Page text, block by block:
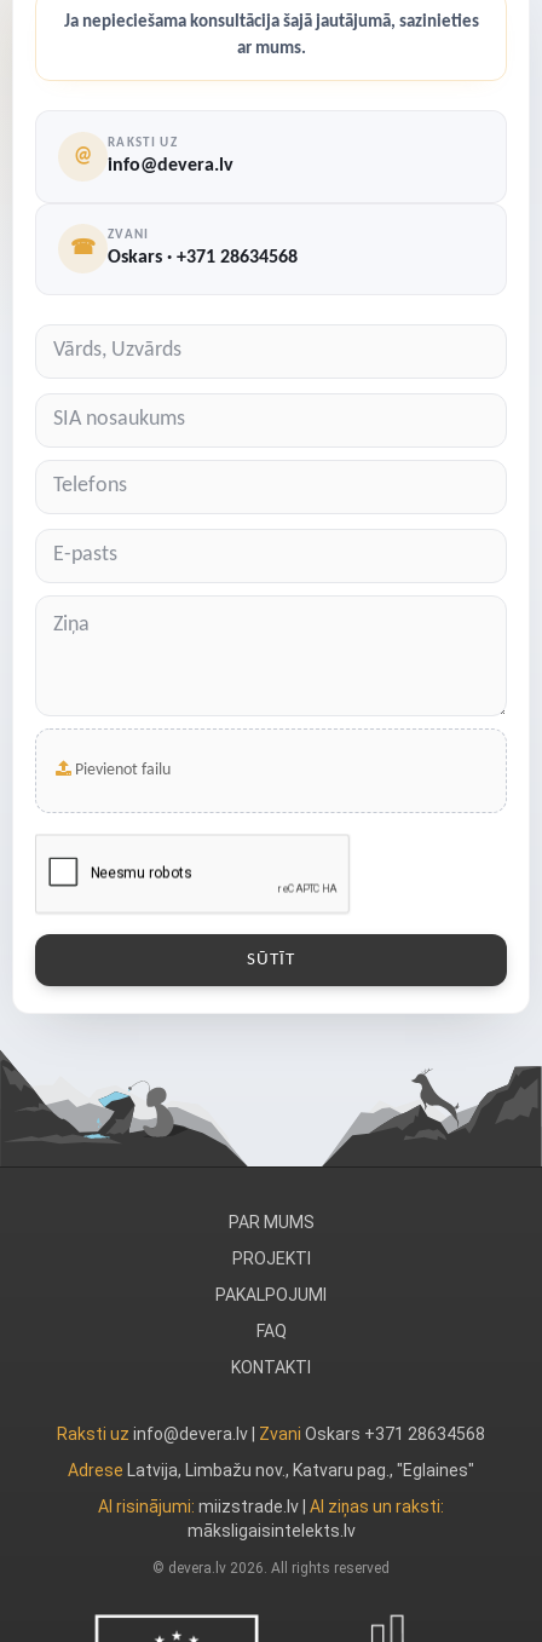
Ja nepieciešama konsultācija šajā jautājumā, sazinieties
ar mums.
@
RAKSTI UZ
info@devera.lv
☎
ZVANI
Oskars · +371 28634568
Pievienot failu
PAR MUMS
PROJEKTI
PAKALPOJUMI
FAQ
KONTAKTI
Raksti uz info@devera.lv | Zvani Oskars +371 28634568
Adrese
Latvija, Limbažu nov., Katvaru pag., "Eglaines"
AI risinājumi: miizstrade.lv AI ziņas un raksti:
māksligaisintelekts.lv
© devera.lv 2026. All rights reserved